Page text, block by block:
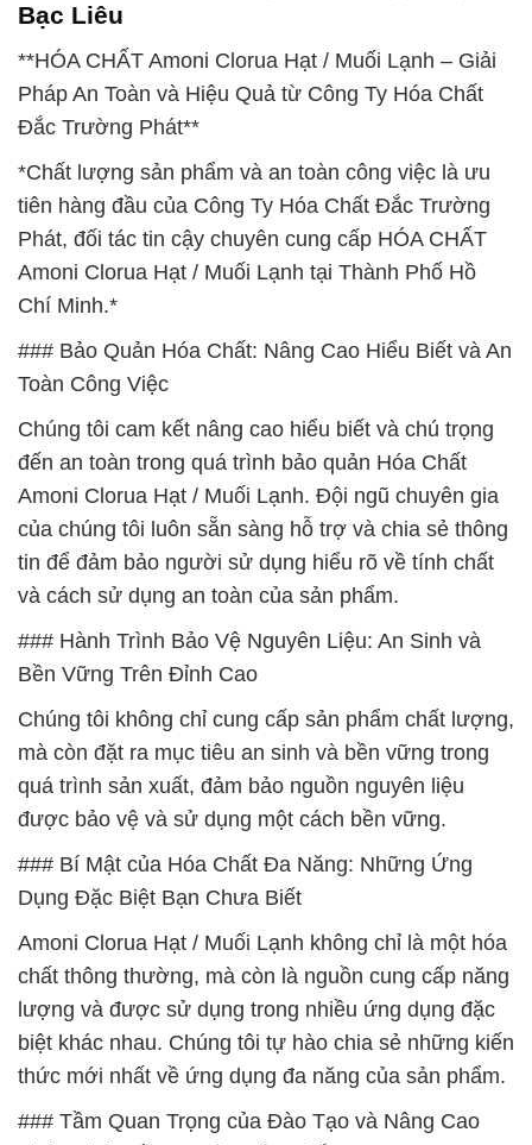
Bạc Liêu
**HÓA CHẤT Amoni Clorua Hạt / Muối Lạnh – Giải
Pháp An Toàn và Hiệu Quả từ Công Ty Hóa Chất
Đắc Trường Phát**
*Chất lượng sản phẩm và an toàn công việc là ưu
tiên hàng đầu của Công Ty Hóa Chất Đắc Trường
Phát, đối tác tin cậy chuyên cung cấp HÓA CHẤT
Amoni Clorua Hạt / Muối Lạnh tại Thành Phố Hồ
Chí Minh.*
### Bảo Quản Hóa Chất: Nâng Cao Hiểu Biết và An
Toàn Công Việc
Chúng tôi cam kết nâng cao hiểu biết và chú trọng
đến an toàn trong quá trình bảo quản Hóa Chất
Amoni Clorua Hạt / Muối Lạnh. Đội ngũ chuyên gia
của chúng tôi luôn sẵn sàng hỗ trợ và chia sẻ thông
tin để đảm bảo người sử dụng hiểu rõ về tính chất
và cách sử dụng an toàn của sản phẩm.
### Hành Trình Bảo Vệ Nguyên Liệu: An Sinh và
Bền Vững Trên Đỉnh Cao
Chúng tôi không chỉ cung cấp sản phẩm chất lượng,
mà còn đặt ra mục tiêu an sinh và bền vững trong
quá trình sản xuất, đảm bảo nguồn nguyên liệu
được bảo vệ và sử dụng một cách bền vững.
### Bí Mật của Hóa Chất Đa Năng: Những Ứng
Dụng Đặc Biệt Bạn Chưa Biết
Amoni Clorua Hạt / Muối Lạnh không chỉ là một hóa
chất thông thường, mà còn là nguồn cung cấp năng
lượng và được sử dụng trong nhiều ứng dụng đặc
biệt khác nhau. Chúng tôi tự hào chia sẻ những kiến
thức mới nhất về ứng dụng đa năng của sản phẩm.
### Tầm Quan Trọng của Đào Tạo và Nâng Cao